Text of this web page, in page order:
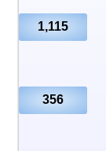
1,115
356